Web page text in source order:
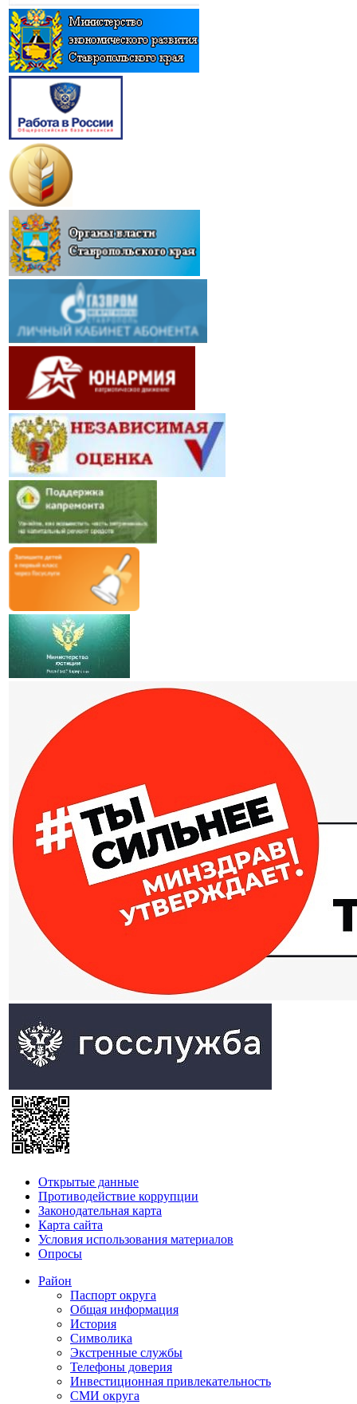
Открытые данные
Противодействие коррупции
Законодательная карта
Карта сайта
Условия использования материалов
Опросы
Район
Паспорт округа
Общая информация
История
Символика
Экстренные службы
Телефоны доверия
Инвестиционная привлекательность
СМИ округа